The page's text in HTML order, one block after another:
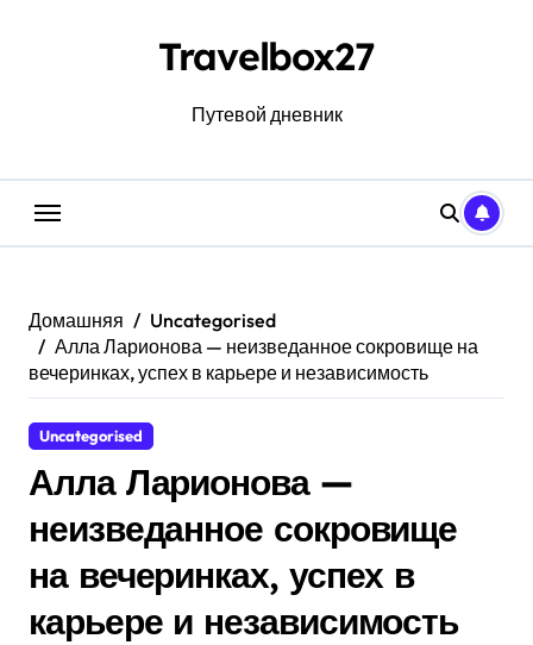
Travelbox27
Путевой дневник
Домашняя
Uncategorised
Алла Ларионова — неизведанное сокровище на
вечеринках, успех в карьере и независимость
Uncategorised
Алла Ларионова —
неизведанное сокровище
на вечеринках, успех в
карьере и независимость